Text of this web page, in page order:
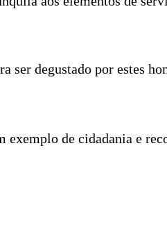
degustado por estes
de cidadania e